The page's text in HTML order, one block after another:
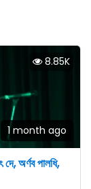
8.85K
1 month ago
অর্ণব পালধি,